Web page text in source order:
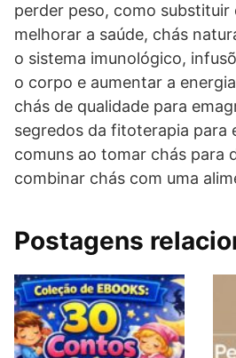
perder peso, como substituir
melhorar a saúde, chás
o sistema imunológico,
o corpo e aumentar a
chás de qualidade para
segredos da fitoterapia para
comuns ao tomar chás para
combinar chás com uma
Postagens